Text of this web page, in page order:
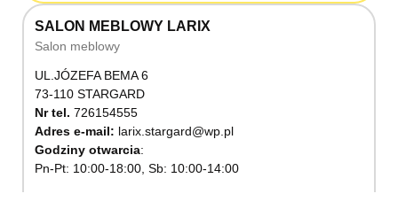
SALON MEBLOWY LARIX
Salon meblowy
UL.JÓZEFA BEMA 6
73-110 STARGARD
Nr tel. 726154555
Adres e-mail: larix.stargard@wp.pl
Godziny otwarcia
Pn-Pt: 10:00-18:00, Sb: 10:00-14:00